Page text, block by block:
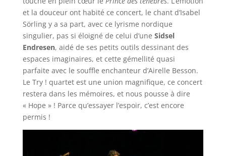
et la douceur ont habité ce concert, le chant d’Isabel
Sörling y a sa part, avec ce lyrisme nordique
singulier, pas si éloigné de celui d’une Sidsel
Endresen, aidé de ses petits outils dessinant des
espaces imaginaires, et cette gémellité quasi
parfaite avec le souffle enchanteur d’Airelle Besson.
Le Try ! quartet est une union magnifique, ce concert
restera dans les mémoires, et nous pousse à dire
« Hope » ! Parce qu’essayer l’espoir, c’est encore
permis !